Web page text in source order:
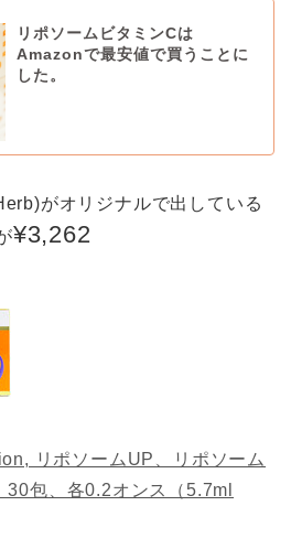
リポソームビタミンCは
Amazonで最安値で買うことに
した。
がオリジナルで出している
¥3,262
リポソームUP、リポソーム
30包、各0.2オンス（5.7ml